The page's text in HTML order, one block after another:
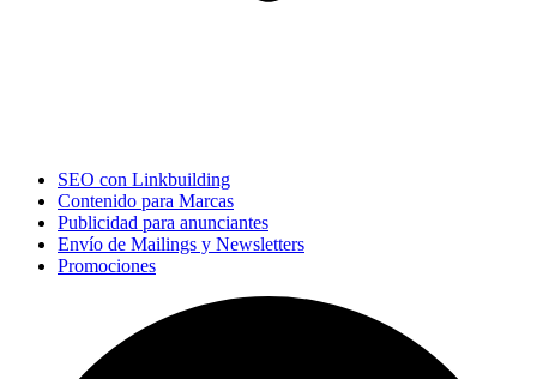
SEO con Linkbuilding
Contenido para Marcas
Publicidad para anunciantes
Envío de Mailings y Newsletters
Promociones